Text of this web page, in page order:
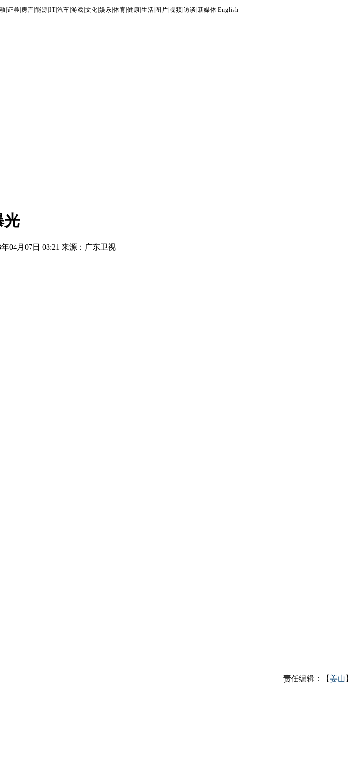
证券 房产 能源 IT| 汽车 游戏 文化 娱乐 体育 健康 生活 图片 视频 访谈 新媒体 English
光
04月07日 08:21 来源：广东卫视
责任编辑：【姜山 】